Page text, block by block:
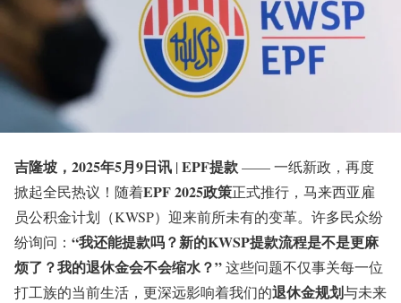
吉隆坡，2025年5月9日讯 |EPF提款—— 一纸新政，再度
掀起全民热议！随着EPF 2025政策正式推行，马来西亚雇
员公积金计划（KWSP）迎来前所未有的变革。许多民众纷
纷询问： “我还能提款吗？新的KWSP提款流程是不是更麻
烦了？我的退休金会不会缩水？”这些问题不仅事关每一位
打工族的当前生活，更深远影响着我们的退休金规划与未来